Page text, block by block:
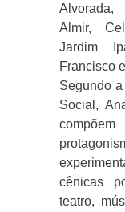
Alvorada,
Almir,
Jardim
Francisco
Segundo
Social,
cênicas
teatro,